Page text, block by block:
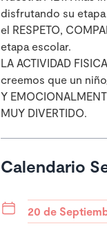
disfrutando su
el RESPETO,
etapa escolar.
LA ACTIVIDAD
creemos que un
Y
MUY DIVERTIDO.
Calendario
20 de